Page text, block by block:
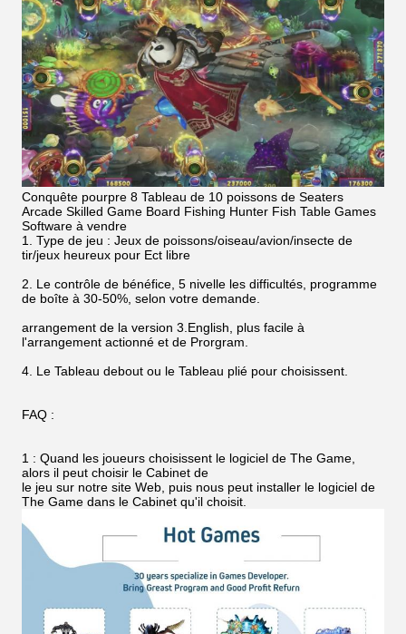
Conquête pourpre 8 Tableau de 10 poissons de Seaters
Arcade Skilled Game Board Fishing Hunter Fish Table Games
Software à vendre
1. Type de jeu : Jeux de poissons/oiseau/avion/insecte de
tir/jeux heureux pour Ect libre
2. Le contrôle de bénéfice, 5 nivelle les difficultés, programme
de boîte à 30-50%, selon votre demande.
arrangement de la version 3.English, plus facile à
l'arrangement actionné et de Prorgram.
4. Le Tableau debout ou le Tableau plié pour choisissent.
FAQ :
1 : Quand les joueurs choisissent le logiciel de The Game,
alors il peut choisir le Cabinet de
le jeu sur notre site Web, puis nous peut installer le logiciel de
The Game dans le Cabinet qu'il choisit.